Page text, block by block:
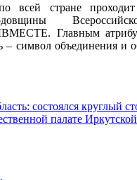
стране проходит
Главным
– символ объединения и